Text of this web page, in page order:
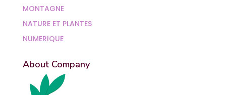
MONTAGNE
NATURE ET PLANTES
NUMERIQUE
About Company